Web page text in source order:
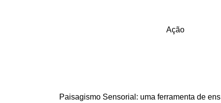
Ação
Paisagismo Sensorial: uma ferramenta de